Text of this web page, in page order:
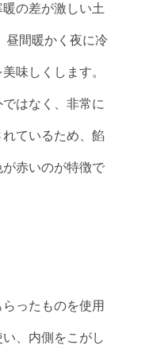
の差が激しい土
昼間暖かく夜に冷
味しくします。
はなく、非常に
ているため、餡
赤いのが特徴で
ったものを使用
、内側をこがし